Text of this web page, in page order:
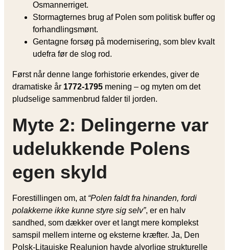
Osmannerriget.
Stormagternes brug af Polen som politisk buffer og
forhandlingsmønt.
Gentagne forsøg på modernisering, som blev kvalt
udefra før de slog rod.
Først når denne lange forhistorie erkendes, giver de
dramatiske år 1772-1795 mening – og myten om det
pludselige sammenbrud falder til jorden.
Myte 2: Delingerne var
udelukkende Polens
egen skyld
Forestillingen om, at “Polen faldt fra hinanden, fordi
polakkerne ikke kunne styre sig selv”, er en halv
sandhed, som dækker over et langt mere komplekst
samspil mellem interne og eksterne kræfter. Ja, Den
Polsk-Litauiske Realunion havde alvorlige strukturelle